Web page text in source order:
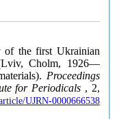
the first Ukrainian
Cholm, 1926—
Proceedings
for Periodicals , 2,
UJRN-0000666538